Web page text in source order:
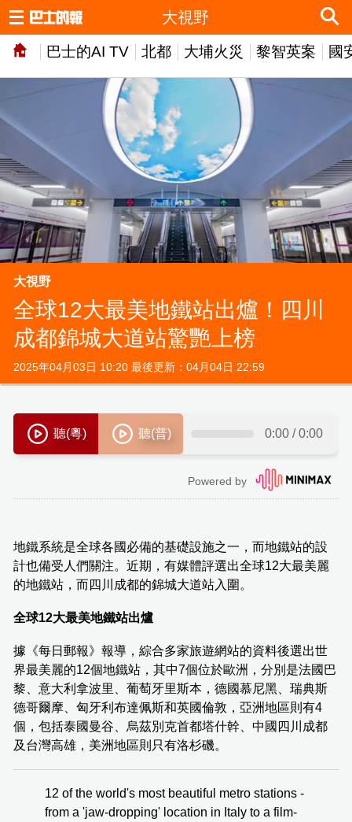
巴士的AI TV 北都 大埔火災 黎智英案 國
大視野
大視野
全球12大最美地鐵站出爐！四川
成都錦城大道站驚艷上榜
2025年04月03日 10:20 最後更新：04月04日 22:59
地鐵系統是全球各國必備的基礎設施之一，而地鐵站的設
計也備受人們關注。近期，有媒體評選出全球12大最美麗
的地鐵站，而四川成都的錦城大道站入圍。
全球12大最美地鐵站出爐
據《每日郵報》報導，綜合多家旅遊網站的資料後選出世
界最美麗的12個地鐵站，其中7個位於歐洲，分別是法國巴
黎、意大利拿波里、葡萄牙里斯本，德國慕尼黑、瑞典斯
德哥爾摩、匈牙利布達佩斯和英國倫敦，亞洲地區則有4
個，包括泰國曼谷、烏茲別克首都塔什幹、中國四川成都
及台灣高雄，美洲地區則只有洛杉磯。
12 of the world's most beautiful metro stations -
from a 'jaw-dropping' location in Italy to a film-